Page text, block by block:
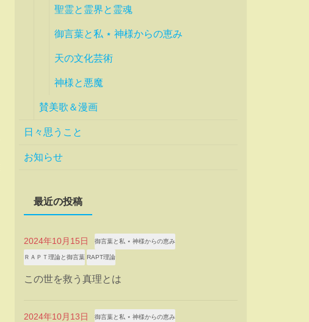
聖霊と霊界と霊魂
御言葉と私 ⋆ 神様からの恵み
天の文化芸術
神様と悪魔
賛美歌＆漫画
日々思うこと
お知らせ
最近の投稿
2024年10月15日 御言葉と私 ⋆ 神様からの恵み
ＲＡＰＴ理論と御言葉 RAPT理論
この世を救う真理とは
2024年10月13日 御言葉と私 ⋆ 神様からの恵み